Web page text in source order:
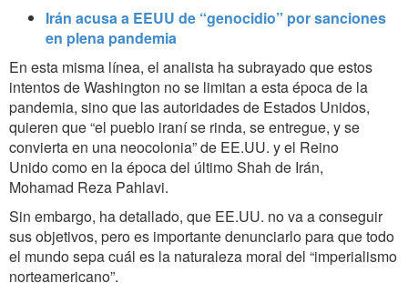
Irán acusa a EEUU de “genocidio” por sanciones
en plena pandemia
En esta misma línea, el analista ha subrayado que estos
intentos de Washington no se limitan a esta época de la
pandemia, sino que las autoridades de Estados Unidos,
quieren que “el pueblo iraní se rinda, se entregue, y se
convierta en una neocolonia” de EE.UU. y el Reino
Unido como en la época del último Shah de Irán,
Mohamad Reza Pahlavi.
Sin embargo, ha detallado, que EE.UU. no va a conseguir
sus objetivos, pero es importante denunciarlo para que todo
el mundo sepa cuál es la naturaleza moral del “imperialismo
norteamericano”.